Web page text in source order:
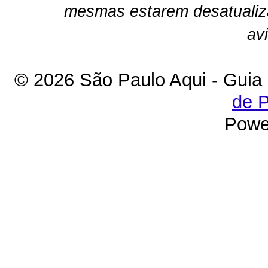
mesmas estarem
© 2026 São Paulo Aqui -
de